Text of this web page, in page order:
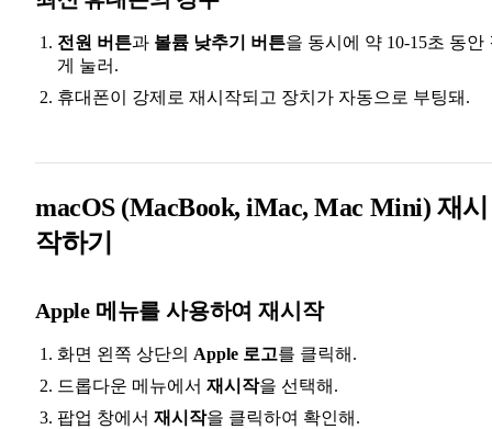
전원 버튼과 볼륨 낮추기 버튼을 동시에 약 10-15초 동안
게 눌러.
휴대폰이 강제로 재시작되고 장치가 자동으로 부팅돼.
macOS (MacBook, iMac, Mac Mini) 재시
작하기
Apple 메뉴를 사용하여 재시작
화면 왼쪽 상단의 Apple 로고를 클릭해.
드롭다운 메뉴에서 재시작을 선택해.
팝업 창에서 재시작을 클릭하여 확인해.